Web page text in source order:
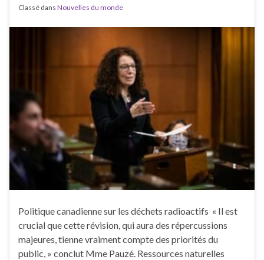
Classé dans Nouvelles du monde
Politique canadienne sur les déchets radioactifs « Il est
crucial que cette révision, qui aura des répercussions
majeures, tienne vraiment compte des priorités du
public, » conclut Mme Pauzé. Ressources naturelles